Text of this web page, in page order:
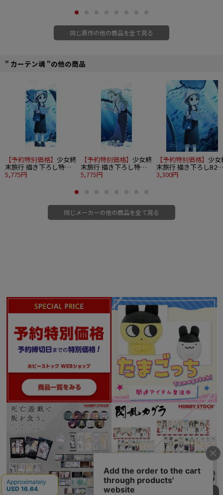
同じ原作の他の商品を全て見る
" カーテン魂 "の他の商品
【予約特別価格】 少女終
末旅行 描き下ろし特大
タペストリー（チト/水
5,775円
【予約特別価格】 少女終
末旅行 描き下ろし特大
タペストリー（ユーリ/
5,775円
【予約特別価格】 少女
末旅行 描き下ろしB2タ
ペストリー（チト/水族
3,300円
同じメーカーの他の商品を全て見る